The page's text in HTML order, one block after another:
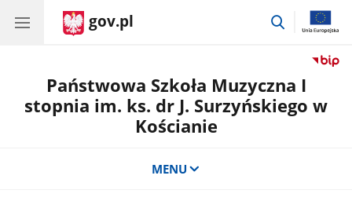
gov.pl
przejdź
Państwowa Szkoła Muzyczna I
stopnia im. ks. dr J. Surzyńskiego w
Kościanie
MENU